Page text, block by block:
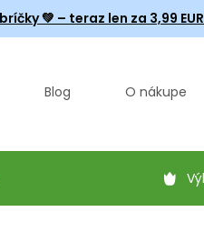
💚 – teraz len za 3,99
Blog O nákupe